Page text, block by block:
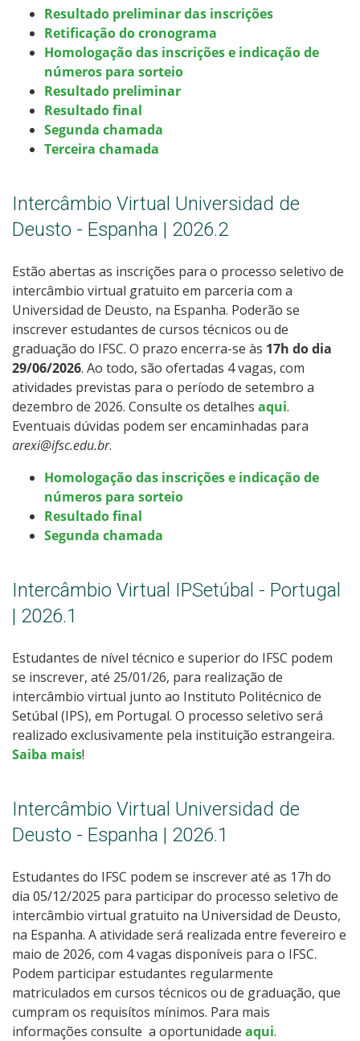
Resultado preliminar das inscrições
Retificação do cronograma
Homologação das inscrições e indicação de
números para sorteio
Resultado preliminar
Resultado final
Segunda chamada
Terceira chamada
Intercâmbio Virtual Universidad de
Deusto - Espanha | 2026.2
Estão abertas as inscrições para o processo seletivo de
intercâmbio virtual gratuito em parceria com a
Universidad de Deusto, na Espanha. Poderão se
inscrever estudantes de cursos técnicos ou de
graduação do IFSC. O prazo encerra-se às 17h do dia
29/06/2026. Ao todo, são ofertadas 4 vagas, com
atividades previstas para o período de setembro a
dezembro de 2026. Consulte os detalhes aqui.
Eventuais dúvidas podem ser encaminhadas para
arexi@ifsc.edu.br.
Homologação das inscrições e indicação de
números para sorteio
Resultado final
Segunda chamada
Intercâmbio Virtual IPSetúbal - Portugal
| 2026.1
Estudantes de nível técnico e superior do IFSC podem
se inscrever, até 25/01/26, para realização de
intercâmbio virtual junto ao Instituto Politécnico de
Setúbal (IPS), em Portugal. O processo seletivo será
realizado exclusivamente pela instituição estrangeira.
Saiba mais!
Intercâmbio Virtual Universidad de
Deusto - Espanha | 2026.1
Estudantes do IFSC podem se inscrever até as 17h do
dia 05/12/2025 para participar do processo seletivo de
intercâmbio virtual gratuito na Universidad de Deusto,
na Espanha. A atividade será realizada entre fevereiro e
maio de 2026, com 4 vagas disponíveis para o IFSC.
Podem participar estudantes regularmente
matriculados em cursos técnicos ou de graduação, que
cumpram os requisítos mínimos. Para mais
informações consulte a oportunidade aqui.